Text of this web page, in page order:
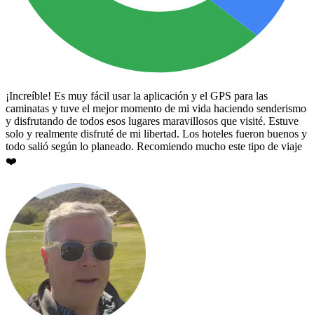
¡Increíble! Es muy fácil usar la aplicación y el GPS para las
caminatas y tuve el mejor momento de mi vida haciendo senderismo
y disfrutando de todos esos lugares maravillosos que visité. Estuve
solo y realmente disfruté de mi libertad. Los hoteles fueron buenos y
todo salió según lo planeado. Recomiendo mucho este tipo de viaje
❤️